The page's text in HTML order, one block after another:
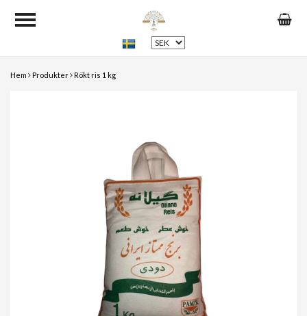
Hem Produkter Rökt ris 1 kg